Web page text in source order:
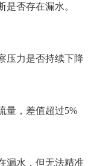
否存在漏水。
力是否持续下降
，差值超过5%
水，但无法精准